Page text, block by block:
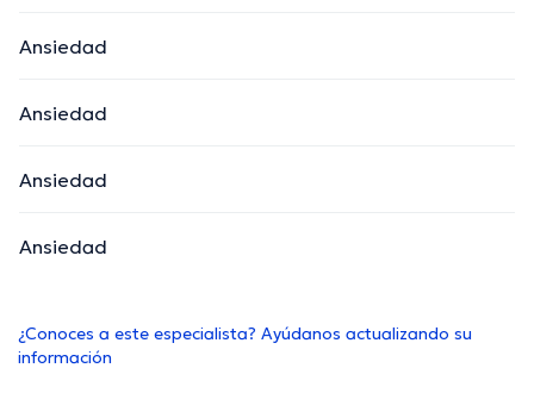
Ansiedad
Ansiedad
Ansiedad
Ansiedad
¿Conoces a este especialista? Ayúdanos actualizando su
información